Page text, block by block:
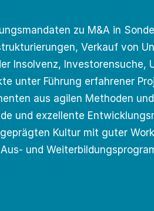
zu M&A in
Verkauf von
Insolvenz, lnvestorensuche,
unter Führung erfahrener
aus agilen Methoden
und exzellente
Kultur mit guter
und